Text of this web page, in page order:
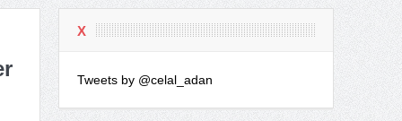
X
Tweets by @celal_adan